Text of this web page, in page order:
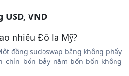
USD, VND
nhiêu Đô la Mỹ?
đồng sudoswap bằng không phẩy
chín bốn bảy năm bốn bốn không